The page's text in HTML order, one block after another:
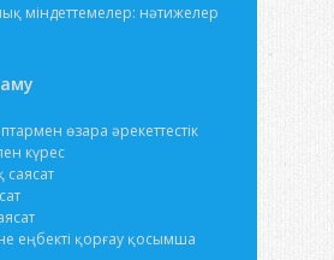
міндеттемелер: нәтижелер
өзара әрекеттестік
күрес
саясат
еңбекті қорғау қосымша